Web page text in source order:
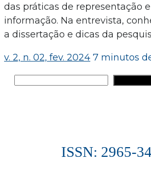
das práticas de representação
informação. Na entrevista,
a dissertação e dicas da
v. 2, n. 02, fev. 2024 7 minutos
ISSN: 2965-